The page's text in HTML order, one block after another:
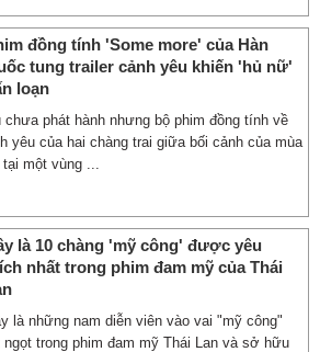
đồng tính 'Some more' của Hàn
tung trailer cảnh yêu khiến 'hủ nữ'
loạn
chưa phát hành nhưng bộ phim đồng tính về
yêu của hai chàng trai giữa bối cảnh của mùa
tại một vùng ...
là 10 chàng 'mỹ công' được yêu
nhất trong phim đam mỹ của Thái
là những nam diễn viên vào vai "mỹ công"
ngọt trong phim đam mỹ Thái Lan và sở hữu